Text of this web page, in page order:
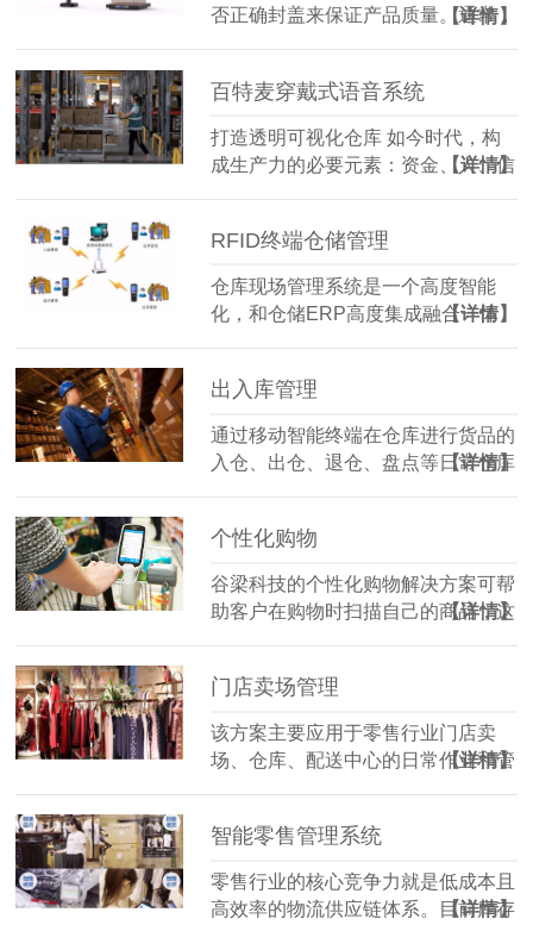
否正确封盖来保证产品质量。通常，
包装，则不可能进行目测检查。…
【详情】
百特麦穿戴式语音系统
打造透明可视化仓库 如今时代，构
成生产力的必要元素：资金、人、信
重的阻滞了生产力跨世代的发展。如
何有…
【详情】
RFID终端仓储管理
仓库现场管理系统是一个高度智能
化，和仓储ERP高度集成融合一体
【详情】
出入库管理
通过移动智能终端在仓库进行货品的
入仓、出仓、退仓、盘点等日常仓库
和自动化。…
【详情】
个性化购物
谷梁科技的个性化购物解决方案可帮
助客户在购物时扫描自己的商品，这
【详情】
门店卖场管理
该方案主要应用于零售行业门店卖
场、仓库、配送中心的日常作业和管
品查询等功能。解决门店、卖场在信
息处…
【详情】
智能零售管理系统
零售行业的核心竞争力就是低成本且
高效率的物流供应链体系。目前库存
【详情】